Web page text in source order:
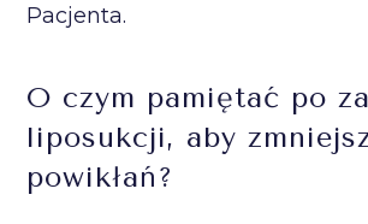
Pacjenta.
O czym pamiętać po
liposukcji, aby
powikłań?